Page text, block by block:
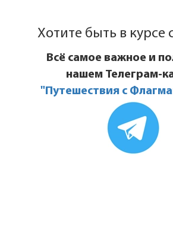
Хотите быть в курсе
Всё самое важное и
нашем Телеграм-
"Путешествия с